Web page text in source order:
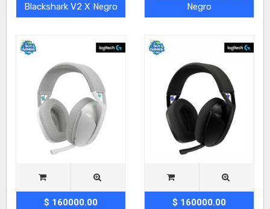
Blackshark V2 X Negro
Negro
$ 160000.00 $ 160000.00